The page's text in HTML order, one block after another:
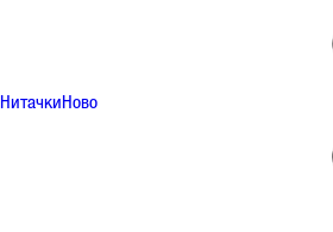
НитачкиНово